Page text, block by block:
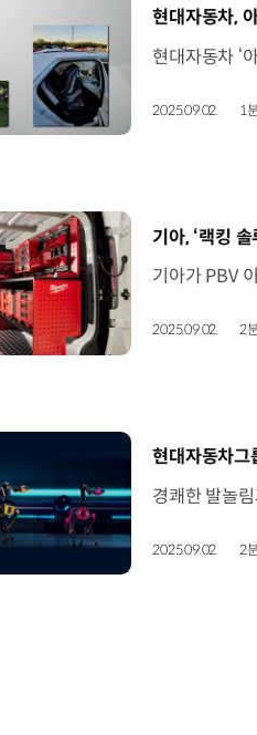
[동영상]
현대자동차,
2025.09.02. 1
[동영상]
기아, ‘랙킹
2025.09.02. 2
[동영상]
현대자동차그
2025.09.02. 2